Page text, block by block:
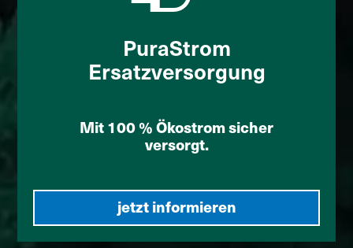
PuraStrom
Ersatzversorgung
Mit 100 % Ökostrom sicher
versorgt.
jetzt informieren